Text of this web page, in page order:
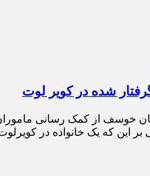
شده در کویر لوت
خوسف از کمک رسانی ماموران
بر این که یک خانواده در